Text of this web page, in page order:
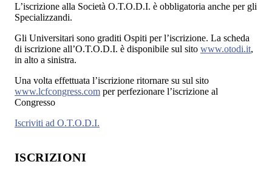
L’iscrizione alla Società O.T.O.D.I. è obbligatoria anche per gli
Specializzandi.
Gli Universitari sono graditi Ospiti per l’iscrizione. La scheda
di iscrizione all’O.T.O.D.I. è disponibile sul sito www.otodi.it,
in alto a sinistra.
Una volta effettuata l’iscrizione ritornare su sul sito
www.lcfcongress.com per perfezionare l’iscrizione al
Congresso
Iscriviti ad O.T.O.D.I.
ISCRIZIONI